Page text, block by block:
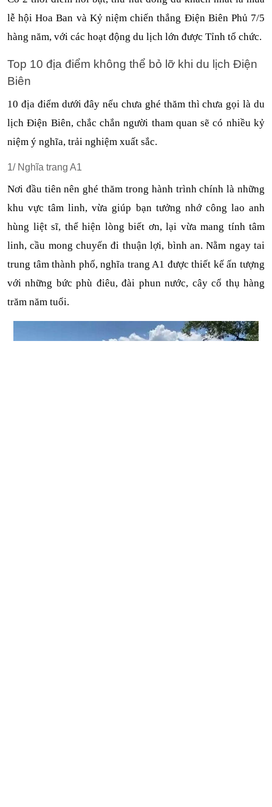
lễ hội Hoa Ban và Kỷ niệm chiến thắng Điện Biên Phủ 7/5
hàng năm, với các hoạt động du lịch lớn được Tỉnh tổ chức.
Top 10 địa điểm không thể bỏ lỡ khi du lịch Điện
Biên
10 địa điểm dưới đây nếu chưa ghé thăm thì chưa gọi là du
lịch Điện Biên, chắc chắn người tham quan sẽ có nhiều kỷ
niệm ý nghĩa, trải nghiệm xuất sắc.
1/ Nghĩa trang A1
Nơi đầu tiên nên ghé thăm trong hành trình chính là những
khu vực tâm linh, vừa giúp bạn tưởng nhớ công lao anh
hùng liệt sĩ, thể hiện lòng biết ơn, lại vừa mang tính tâm
linh, cầu mong chuyến đi thuận lợi, bình an. Nằm ngay tai
trung tâm thành phố, nghĩa trang A1 được thiết kế ấn tượng
với những bức phù điêu, đài phun nước, cây cổ thụ hàng
trăm năm tuổi.